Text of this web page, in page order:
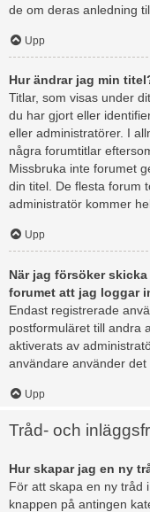
de om deras anledning
Upp
Hur ändrar jag min
Titlar, som visas under
du har gjort eller
eller administratörer. I
några forumtitlar
Missbruka inte forumet
din titel. De flesta forum
administratör kommer
Upp
När jag försöker
forumet att jag loggar
Endast registrerade
postformuläret till andra
aktiverats av
användare använder det
Upp
Tråd- och
Hur skapar jag en ny
För att skapa en ny tråd
knappen på antingen